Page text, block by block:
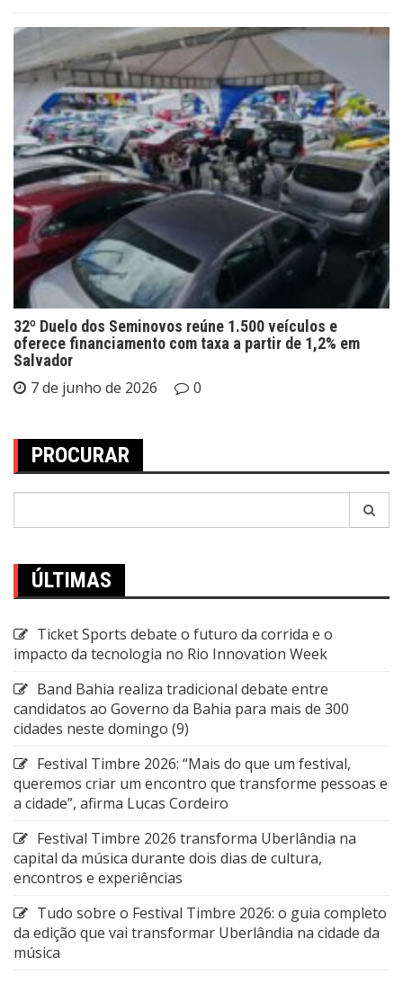
32º Duelo dos Seminovos reúne 1.500 veículos e
oferece financiamento com taxa a partir de 1,2% em
Salvador
7 de junho de 2026 0
PROCURAR
ÚLTIMAS
Ticket Sports debate o futuro da corrida e o
impacto da tecnologia no Rio Innovation Week
Band Bahia realiza tradicional debate entre
candidatos ao Governo da Bahia para mais de 300
cidades neste domingo (9)
Festival Timbre 2026: “Mais do que um festival,
queremos criar um encontro que transforme pessoas e
a cidade”, afirma Lucas Cordeiro
Festival Timbre 2026 transforma Uberlândia na
capital da música durante dois dias de cultura,
encontros e experiências
Tudo sobre o Festival Timbre 2026: o guia completo
da edição que vai transformar Uberlândia na cidade da
música